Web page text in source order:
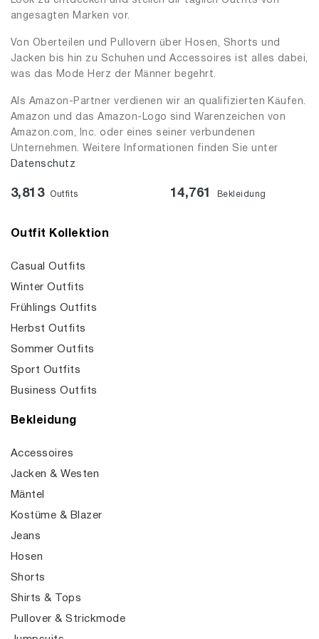
angesagten Marken vor.
Von Oberteilen und Pullovern über Hosen, Shorts und
Jacken bis hin zu Schuhen und Accessoires ist alles dabei,
was das Mode Herz der Männer begehrt.
Als Amazon-Partner verdienen wir an qualifizierten Käufen.
Amazon und das Amazon-Logo sind Warenzeichen von
Amazon.com, Inc. oder eines seiner verbundenen
Unternehmen. Weitere Informationen finden Sie unter
Datenschutz
3,813 Outfits 14,761 Bekleidung
Outfit Kollektion
Casual Outfits
Winter Outfits
Frühlings Outfits
Herbst Outfits
Sommer Outfits
Sport Outfits
Business Outfits
Bekleidung
Accessoires
Jacken & Westen
Mäntel
Kostüme & Blazer
Jeans
Hosen
Shorts
Shirts & Tops
Pullover & Strickmode